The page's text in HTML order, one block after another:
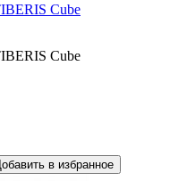
Cube
Cube
в избранное